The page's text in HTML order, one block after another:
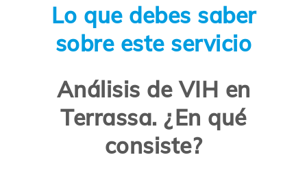
Lo que debes saber
sobre este servicio
Análisis de VIH en
Terrassa. ¿En qué
consiste?